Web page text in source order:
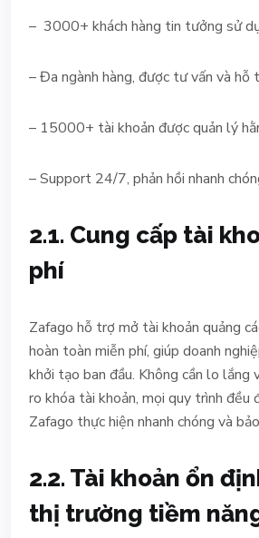
– 3000+ khách hàng tin tưởng sử
– Đa ngành hàng, được tư vấn và hỗ
– 15000+ tài khoản được quản lý
– Support 24/7, phản hồi nhanh
2.1. Cung cấp tài
phí
Zafago hỗ trợ mở tài khoản quảng
hoàn toàn miễn phí, giúp doanh
khởi tạo ban đầu. Không cần lo lắng
ro khóa tài khoản, mọi quy trình đều
Zafago thực hiện nhanh chóng và
2.2. Tài khoản ổn
thị trường tiềm